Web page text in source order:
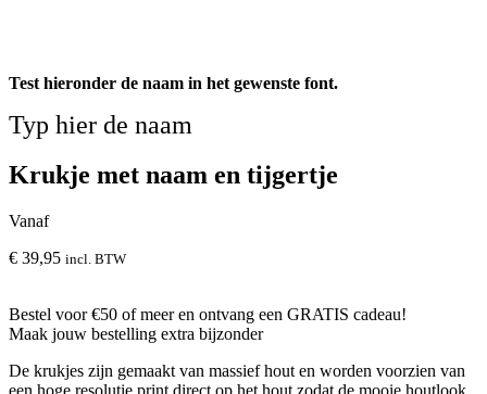
Test hieronder de naam in het gewenste font.
Typ hier de naam
Krukje met naam en tijgertje
Vanaf
€ 39,95 incl. BTW
Bestel voor €50 of meer en ontvang een GRATIS cadeau!
Maak jouw bestelling extra bijzonder
De krukjes zijn gemaakt van massief hout en worden voorzien van
een hoge resolutie print direct op het hout zodat de mooie houtlook